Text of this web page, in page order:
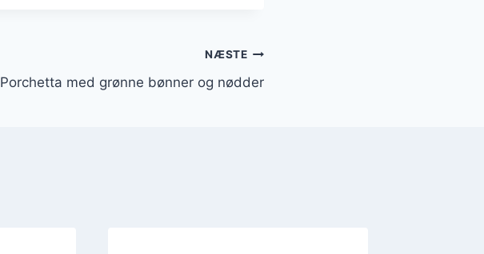
NÆSTE
Porchetta med grønne bønner og nødder